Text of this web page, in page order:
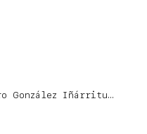
González Iñárritu